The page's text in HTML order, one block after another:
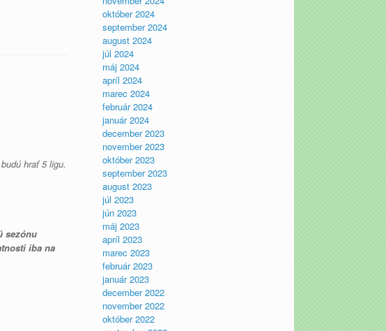
hrať 5 ligu.
sezónu
iba na
október 2024
september 2024
august 2024
júl 2024
máj 2024
apríl 2024
marec 2024
február 2024
január 2024
december 2023
november 2023
október 2023
september 2023
august 2023
júl 2023
jún 2023
máj 2023
apríl 2023
marec 2023
február 2023
január 2023
december 2022
november 2022
október 2022